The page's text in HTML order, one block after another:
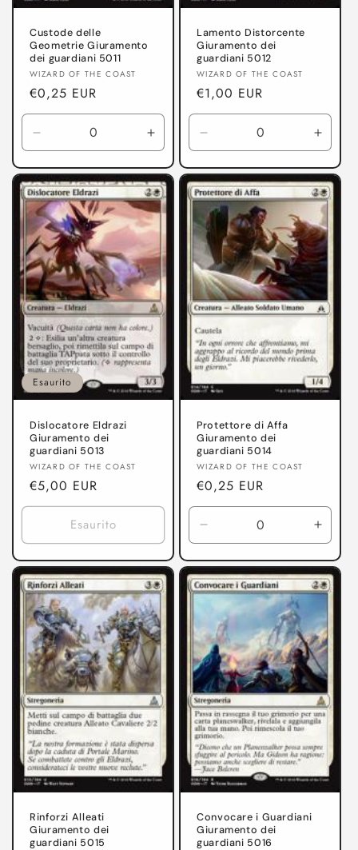
Custode delle
Geometrie Giuramento
dei guardiani 5011
Produttore:
WIZARD OF THE COAST
Prezzo
di
listino
€0,25 EUR
Diminuisci
quantità
per
Giuramento
dei
guardiani
Aumenta
quantità
per
Giuramento
dei
guardiani
Lamento Distorcente
Giuramento dei
guardiani 5012
Produttore:
WIZARD OF THE COAST
Prezzo
di
listino
€1,00 EUR
Diminuisci
quantità
per
Giuramento
dei
guardiani
per
dei
Esaurito
Dislocatore Eldrazi
Giuramento dei
guardiani 5013
Produttore:
WIZARD OF THE COAST
Prezzo
di
€5,00 EUR
Esaurito
Protettore di Affa
Giuramento dei
guardiani 5014
Produttore:
WIZARD OF THE COAST
Prezzo
di
listino
€0,25 EUR
Diminuisci
quantità
per
Giuramento
dei
guardiani
per
dei
Rinforzi Alleati
Giuramento dei
guardiani 5015
Convocare i Guardiani
Giuramento dei
guardiani 5016